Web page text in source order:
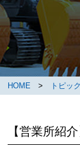
HOME > トピッ
【営業所紹